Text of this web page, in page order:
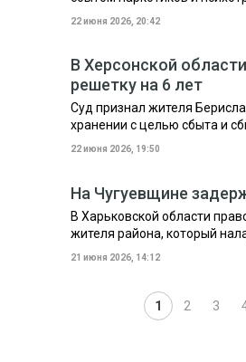
22 июня 2026, 20:42
В Херсонской
решетку на 6 лет
Суд признал жителя
хранении с целью сбыта и
22 июня 2026, 19:50
На Чугуевщине
В Харьковской области
жителя района, который
21 июня 2026, 14:12
1 2 3